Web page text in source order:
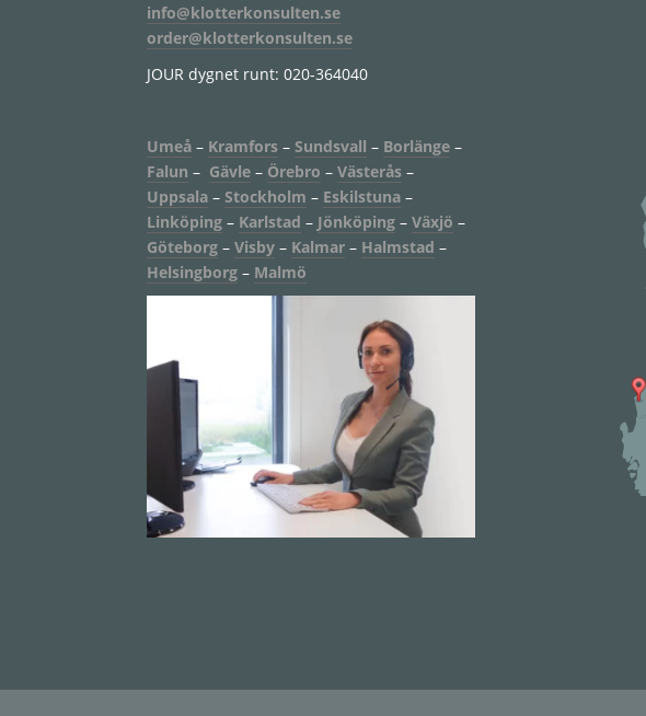
info@klotterkonsulten.se
order@klotterkonsulten.se
JOUR dygnet runt: 020-364040
Umeå – Kramfors – Sundsvall – Borlänge –
Falun – Gävle – Örebro – Västerås –
Uppsala – Stockholm – Eskilstuna –
Linköping – Karlstad – Jönköping – Växjö –
Göteborg – Visby – Kalmar – Halmstad –
Helsingborg – Malmö